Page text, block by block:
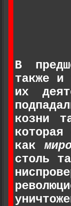
В
также и
их
козни
как
столь